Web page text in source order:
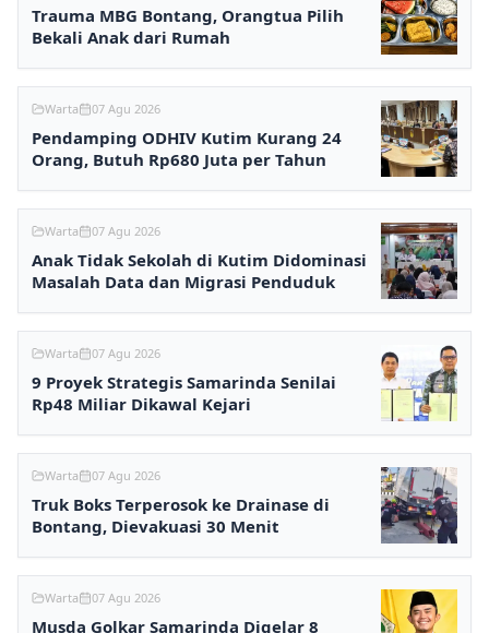
Trauma MBG Bontang, Orangtua Pilih
Bekali Anak dari Rumah
Warta 07 Agu 2026
Pendamping ODHIV Kutim Kurang 24
Orang, Butuh Rp680 Juta per Tahun
Warta 07 Agu 2026
Anak Tidak Sekolah di Kutim Didominasi
Masalah Data dan Migrasi Penduduk
Warta 07 Agu 2026
9 Proyek Strategis Samarinda Senilai
Rp48 Miliar Dikawal Kejari
Warta 07 Agu 2026
Truk Boks Terperosok ke Drainase di
Bontang, Dievakuasi 30 Menit
Warta 07 Agu 2026
Musda Golkar Samarinda Digelar 8